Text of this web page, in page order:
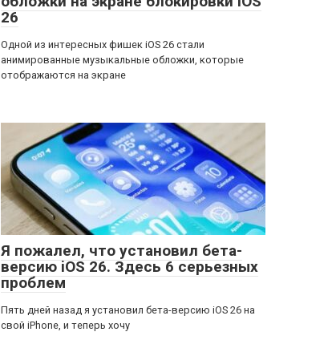
26
Одной из интересных фишек iOS 26 стали
анимированные музыкальные обложки, которые
отображаются на экране
Я пожалел, что установил бета-
версию iOS 26. Здесь 6 серьезных
проблем
Пять дней назад я установил бета-версию iOS 26 на
свой iPhone, и теперь хочу